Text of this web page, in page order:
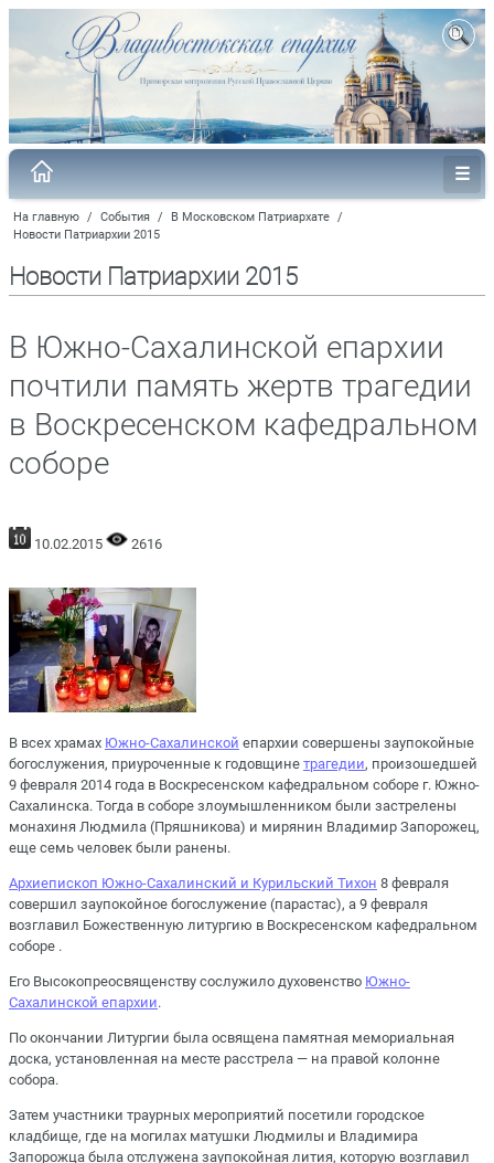
На главную / События / В Московском Патриархате /
Новости Патриархии 2015
Новости Патриархии 2015
В Южно-Сахалинской епархии
почтили память жертв трагедии
в Воскресенском кафедральном
соборе
10.02.2015 2616
В всех храмах Южно-Сахалинской епархии совершены заупокойные
богослужения, приуроченные к годовщине трагедии, произошедшей
9 февраля 2014 года в Воскресенском кафедральном соборе г. Южно-
Сахалинска. Тогда в соборе злоумышленником были застрелены
монахиня Людмила (Пряшникова) и мирянин Владимир Запорожец,
еще семь человек были ранены.
Архиепископ Южно-Сахалинский и Курильский Тихон 8 февраля
совершил заупокойное богослужение (парастас), а 9 февраля
возглавил Божественную литургию в Воскресенском кафедральном
соборе .
Его Высокопреосвященству сослужило духовенство Южно-
Сахалинской епархии.
По окончании Литургии была освящена памятная мемориальная
доска, установленная на месте расстрела — на правой колонне
собора.
Затем участники траурных мероприятий посетили городское
кладбище, где на могилах матушки Людмилы и Владимира
Запорожца была отслужена заупокойная лития, которую возглавил